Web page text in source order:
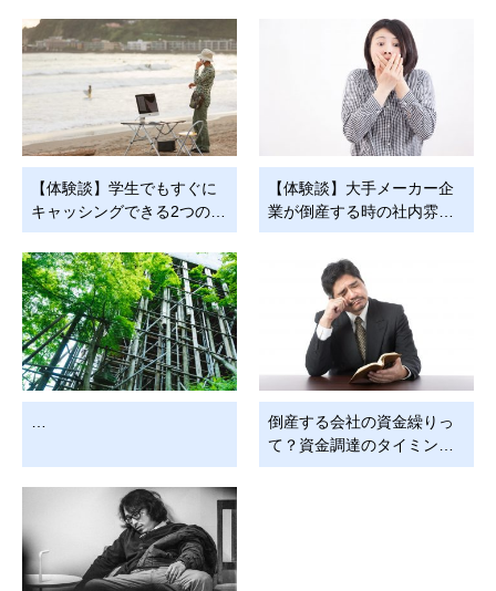
【体験談】学生でもすぐに
キャッシングできる2つの…
【体験談】大手メーカー企
業が倒産する時の社内雰…
…
倒産する会社の資金繰りっ
て？資金調達のタイミン…